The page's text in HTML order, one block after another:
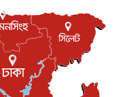
শৈশব, আজ মুম্বাইয়ে দুই বাড়ির মালিক
৬ আগস্ট, ২০২৬
জাতীয়তাবাদী কুলাউড়াবাসীর মত বিনিময়
৫ আগস্ট, ২০২৬
আরব সফরের আমন্ত্রণ
৫ আগস্ট, ২০২৬